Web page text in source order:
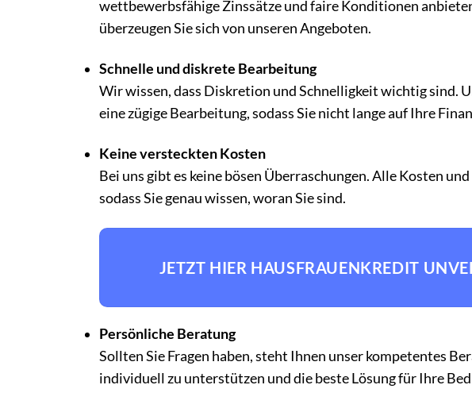
wettbewerbsfähige Zinssätze und faire Konditionen
überzeugen Sie sich von unseren Angeboten.
Schnelle und diskrete Bearbeitung
Wir wissen, dass Diskretion und Schnelligkeit wichtig sind.
eine zügige Bearbeitung, sodass Sie nicht lange auf Ihre
Keine versteckten Kosten
Bei uns gibt es keine bösen Überraschungen. Alle Kosten
sodass Sie genau wissen, woran Sie sind.
JETZT HIER HAUSFRAUENKREDIT
Persönliche Beratung
Sollten Sie Fragen haben, steht Ihnen unser kompetentes
individuell zu unterstützen und die beste Lösung für Ihre